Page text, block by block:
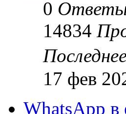
0
14834
17 фев
WhatsApp в